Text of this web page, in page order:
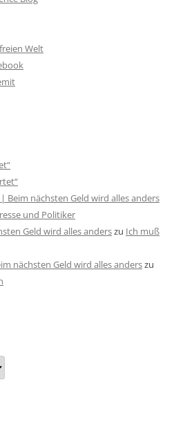
Welt
Beim nächsten Geld wird alles anders
und Politiker
Geld wird alles anderszu Ich muß
nächsten Geld wird alles anderszu